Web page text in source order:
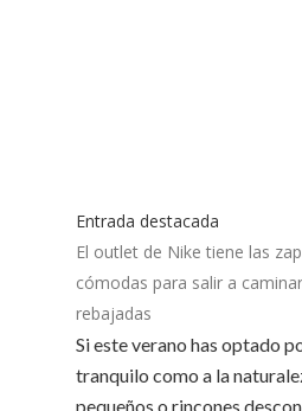
Entrada destacada
El outlet de Nike tiene las
cómodas para salir a
rebajadas
Si este verano has optado
tranquilo como a la
pequeños o rincones